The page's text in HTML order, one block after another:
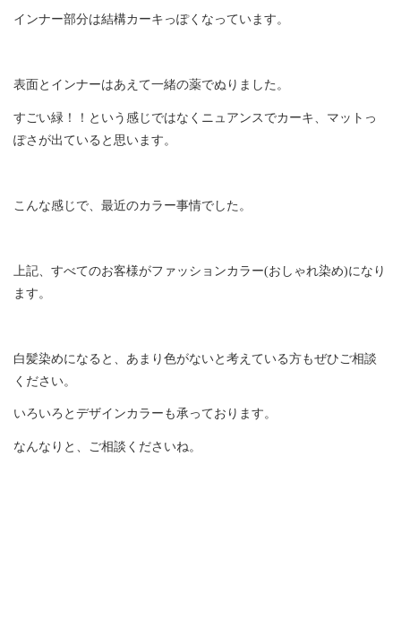
インナー部分は結構カーキっぽくなっています。
表面とインナーはあえて一緒の薬でぬりました。
すごい緑！！という感じではなくニュアンスでカーキ、マットっ
ぽさが出ていると思います。
こんな感じで、最近のカラー事情でした。
上記、すべてのお客様がファッションカラー(おしゃれ染め)になり
ます。
白髪染めになると、あまり色がないと考えている方もぜひご相談
ください。
いろいろとデザインカラーも承っております。
なんなりと、ご相談くださいね。